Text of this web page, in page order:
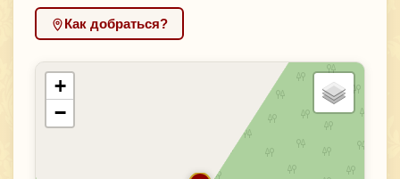
Как добраться?
+
−